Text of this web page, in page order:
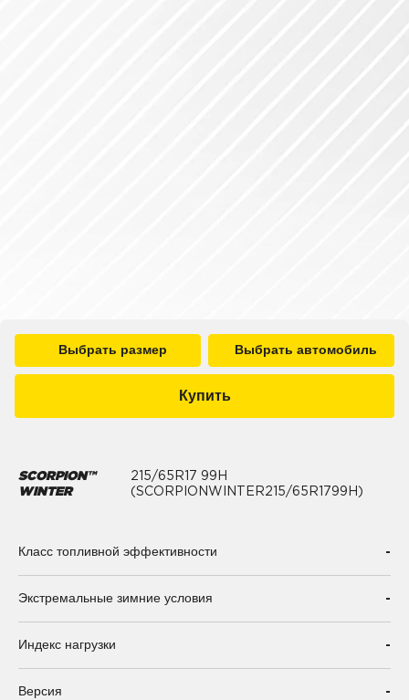
Выбрать размер Выбрать автомобиль
Купить
SCORPION™
WINTER
215/65R17 99H
(SCORPIONWINTER215/65R1799H)
Класс топливной эффективности -
Экстремальные зимние условия -
Индекс нагрузки -
Версия -